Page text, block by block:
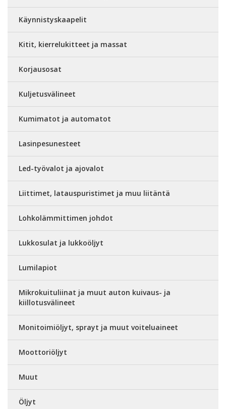
Käynnistyskaapelit
Kitit, kierrelukitteet ja massat
Korjausosat
Kuljetusvälineet
Kumimatot ja automatot
Lasinpesunesteet
Led-työvalot ja ajovalot
Liittimet, latauspuristimet ja muu liitäntä
Lohkolämmittimen johdot
Lukkosulat ja lukkoöljyt
Lumilapiot
Mikrokuituliinat ja muut auton kuivaus- ja
kiillotusvälineet
Monitoimiöljyt, sprayt ja muut voiteluaineet
Moottoriöljyt
Muut
Öljyt